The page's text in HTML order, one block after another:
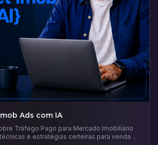
Ads com IA
Tráfego Pago para Mercado Imobiliário
e estratégias certeiras para venda e